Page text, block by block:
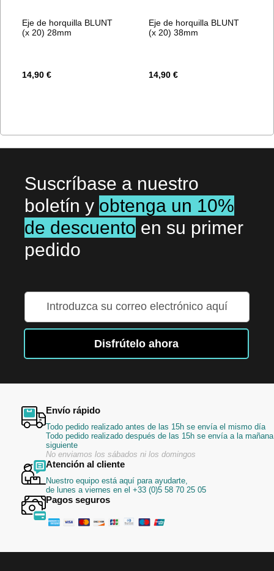
Eje de horquilla BLUNT
(x 20) 28mm
14,90 €
Eje de horquilla BLUNT
(x 20) 38mm
14,90 €
Suscríbase a nuestro
boletín y obtenga un 10%
de descuento en su primer
pedido
nuestro
de
Disfrútelo ahora
Envío rápido
Todo pedido realizado antes de las 15h se envía el mismo día
Todo pedido realizado después de las 15h se envía a la mañana
siguiente
No enviamos los sábados ni los domingos
Atención al cliente
Nuestro equipo está aquí para ayudarte,
de lunes a viernes en el +33 (0)5 58 70 25 05
Pagos seguros